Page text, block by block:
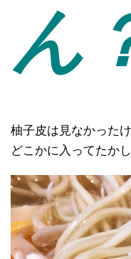
ん
柚子皮は見なかったけ
どこかに入ってたか